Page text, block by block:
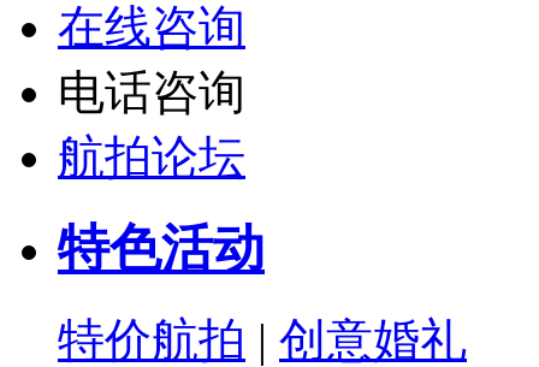
在线咨询
电话咨询
航拍论坛
特色活动
特价航拍 | 创意婚礼